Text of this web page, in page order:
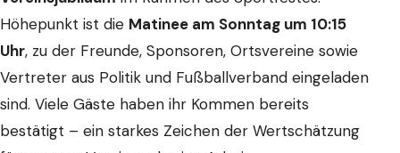
Höhepunkt ist die Matinee am Sonntag um 10:15
Uhr, zu der Freunde, Sponsoren, Ortsvereine sowie
Vertreter aus Politik und Fußballverband eingeladen
sind. Viele Gäste haben ihr Kommen bereits
bestätigt – ein starkes Zeichen der Wertschätzung